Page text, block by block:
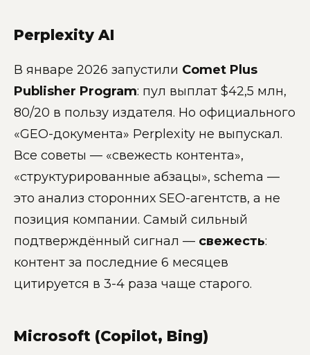
Perplexity AI
В январе 2026 запустили Comet Plus
Publisher Program: пул выплат $42,5 млн,
80/20 в пользу издателя. Но официального
«GEO-документа» Perplexity не выпускал.
Все советы — «свежесть контента»,
«структурированные абзацы», schema —
это анализ сторонних SEO-агентств, а не
позиция компании. Самый сильный
подтверждённый сигнал — свежесть:
контент за последние 6 месяцев
цитируется в 3-4 раза чаще старого.
Microsoft (Copilot, Bing)